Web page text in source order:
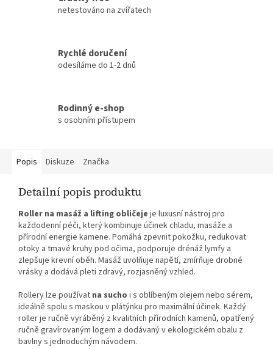
netestováno na zvířatech
Rychlé doručení
odesíláme do 1-2 dnů
Rodinný e-shop
s osobním přístupem
Popis Diskuze Značka
Detailní popis produktu
Roller na masáž a lifting obličeje je luxusní nástroj pro
každodenní péči, který kombinuje účinek chladu, masáže a
přírodní energie kamene. Pomáhá zpevnit pokožku, redukovat
otoky a tmavé kruhy pod očima, podporuje drénáž lymfy a
zlepšuje krevní oběh. Masáž uvolňuje napětí, zmírňuje drobné
vrásky a dodává pleti zdravý, rozjasněný vzhled.
Rollery lze používat na sucho i s oblíbeným olejem nebo sérem,
ideálně spolu s maskou v plátýnku pro maximální účinek. Každý
roller je ručně vyráběný z kvalitních přírodních kamenů, opatřený
ručně gravírovaným logem a dodávaný v ekologickém obalu z
bavlny s jednoduchým návodem.